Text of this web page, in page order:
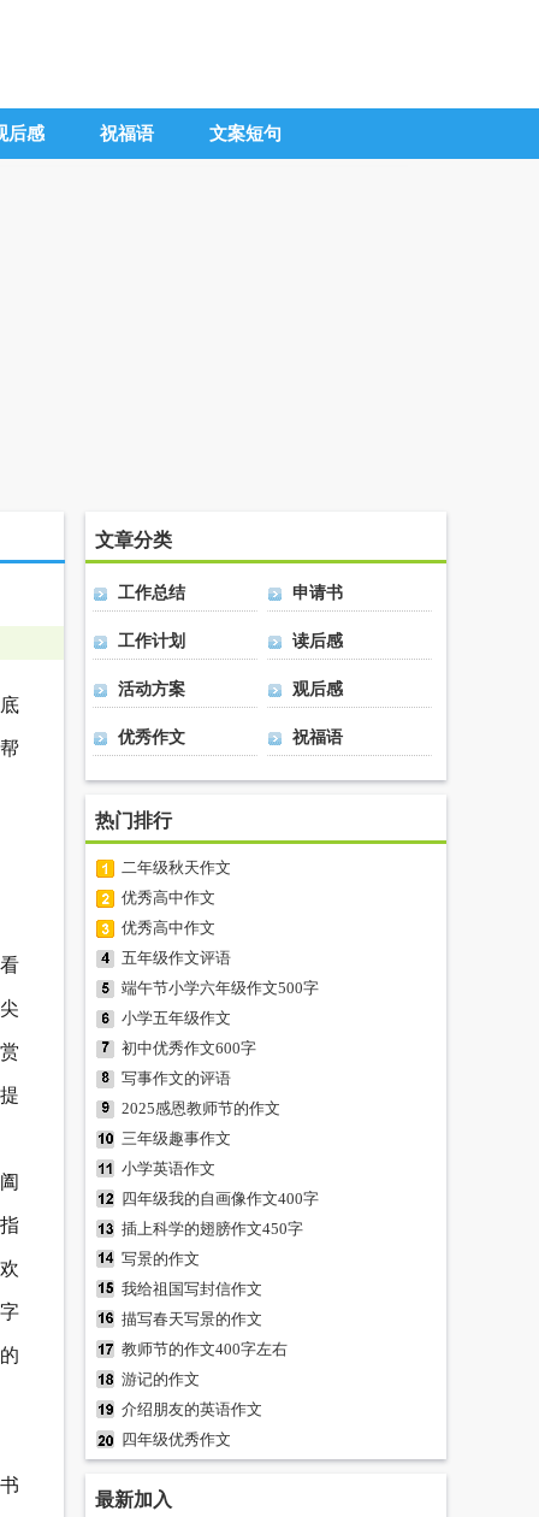
后感 祝福语 文案短句
文章分类
工作总结 申请书
工作计划 读后感
活动方案 观后感
优秀作文 祝福语
热门排行
二年级秋天作文
优秀高中作文
优秀高中作文
五年级作文评语
端午节小学六年级作文500字
小学五年级作文
初中优秀作文600字
写事作文的评语
2025感恩教师节的作文
三年级趣事作文
小学英语作文
四年级我的自画像作文400字
插上科学的翅膀作文450字
写景的作文
我给祖国写封信作文
描写春天写景的作文
教师节的作文400字左右
游记的作文
介绍朋友的英语作文
四年级优秀作文
最新加入